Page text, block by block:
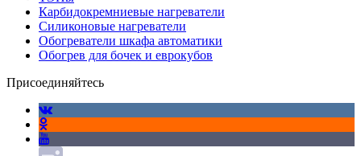
Карбидокремниевые нагреватели
Силиконовые нагреватели
Обогреватели шкафа автоматики
Обогрев для бочек и еврокубов
Присоединяйтесь